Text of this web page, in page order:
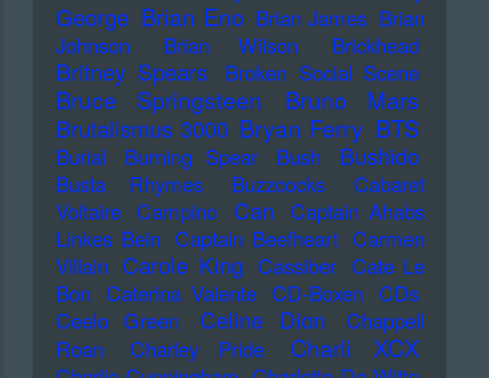
George Brian Eno Brian James Brian
Johnson
Brian Wilson Brickhead
Britney Spears Broken Social Scene
Bruce Springsteen Bruno Mars
Brutalismus 3000 Bryan Ferry BTS
Burial Burning Spear Bush Bushido
Busta Rhymes Buzzcocks
Cabaret
Voltaire Campino Can
Captain Ahabs
Linkes Bein Captain Beefheart Carmen
Villain Carole King Cassiber Cate Le
Bon
Caterina Valente CD-Boxen
CDs
Ceelo Green
Celine Dion
Chappell
Roan
Charley Pride Charli XCX